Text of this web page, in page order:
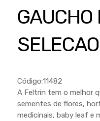
Discos
Jogos
GAUCHO
Código:11482
A Feltrin tem o melhor
sementes de flores,
medicinais, baby leaf e